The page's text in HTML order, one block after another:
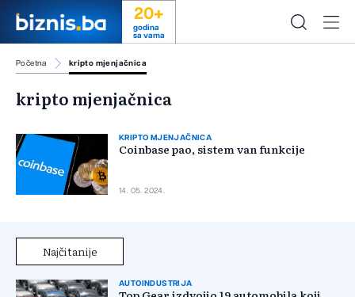
20+
godina
sa vama
Početna kripto mjenjačnica
kripto mjenjačnica
KRIPTO MJENJAČNICA
Coinbase pao, sistem van funkcije
14. 05. 2024.
Najčitanije
AUTOINDUSTRIJA